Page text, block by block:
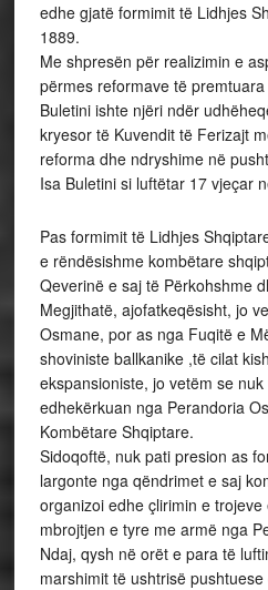
edhe gjatë formimit të Lidhjes
1889.
Me shpresën për realizimin e
përmes reformave të
Buletini ishte njëri ndër
kryesor të Kuvendit të Ferizajt
reforma dhe ndryshime në
Isa Buletini si luftëtar 17 vjeçar
Pas formimit të Lidhjes
e rëndësishme kombëtare
Qeverinë e saj të Përkohshme
Megjithatë, ajofatkeqësisht, jo
Osmane, por as nga Fuqitë e
shoviniste ballkanike ,të cilat
ekspansioniste, jo vetëm se
edhekërkuan nga Perandoria
Kombëtare Shqiptare.
Sidoqoftë, nuk pati presion as
largonte nga qëndrimet e saj
organizoi edhe çlirimin e
mbrojtjen e tyre me armë nga
Ndaj, qysh në orët e para të
marshimit të ushtrisë